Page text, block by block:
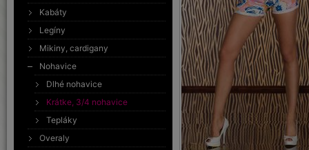
Kabáty
Legíny
Mikiny, cardigany
Nohavice
Dlhé nohavice
Krátke, 3/4 nohavice
Tepláky
Overaly